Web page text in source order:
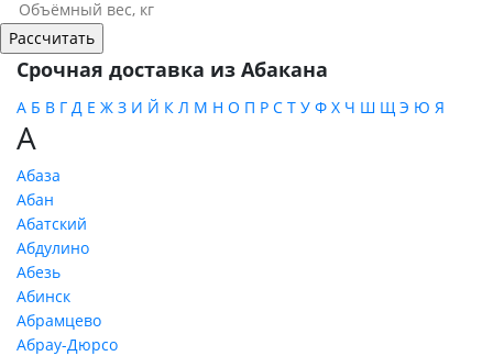
Срочная доставка из Абакана
А Б В Г Д Е Ж З И Й К Л М Н О П Р С Т У Ф Х Ч Ш Щ Э Ю Я
А
Абаза
Абан
Абатский
Абдулино
Абезь
Абинск
Абрамцево
Абрау-Дюрсо